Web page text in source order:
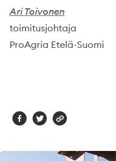
Ari Toivonen
toimitusjohtaja
ProAgria Etelä-Suomi